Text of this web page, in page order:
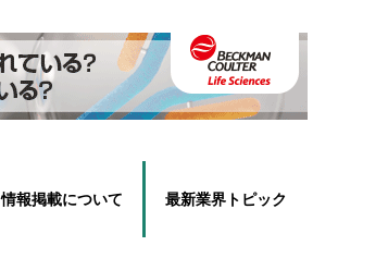
情報掲載について 最新業界トピック